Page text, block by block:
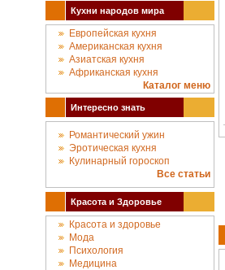
Кухни народов мира
Европейская кухня
Американская кухня
Азиатская кухня
Африканская кухня
Каталог меню
Интересно знать
Романтический ужин
Эротическая кухня
Кулинарный гороскоп
Все статьи
Красота и Здоровье
Красота и здоровье
Мода
Психология
Медицина